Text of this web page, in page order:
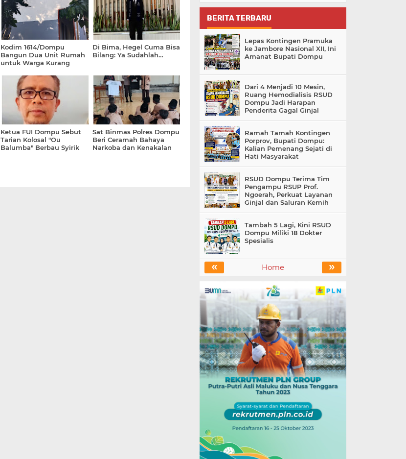
Kodim 1614/Dompu
Bangun Dua Unit Rumah
untuk Warga Kurang
Di Bima, Hegel Cuma Bisa
Bilang: Ya Sudahlah…
Ketua FUI Dompu Sebut
Tarian Kolosal "Ou
Balumba" Berbau Syirik
Sat Binmas Polres Dompu
Beri Ceramah Bahaya
Narkoba dan Kenakalan
BERITA TERBARU
Lepas Kontingen Pramuka
ke Jambore Nasional XII, Ini
Amanat Bupati Dompu
Dari 4 Menjadi 10 Mesin,
Ruang Hemodialisis RSUD
Dompu Jadi Harapan
Penderita Gagal Ginjal
Ramah Tamah Kontingen
Porprov, Bupati Dompu:
Kalian Pemenang Sejati di
Hati Masyarakat
RSUD Dompu Terima Tim
Pengampu RSUP Prof.
Ngoerah, Perkuat Layanan
Ginjal dan Saluran Kemih
Tambah 5 Lagi, Kini RSUD
Dompu Miliki 18 Dokter
Spesialis
« »
Home